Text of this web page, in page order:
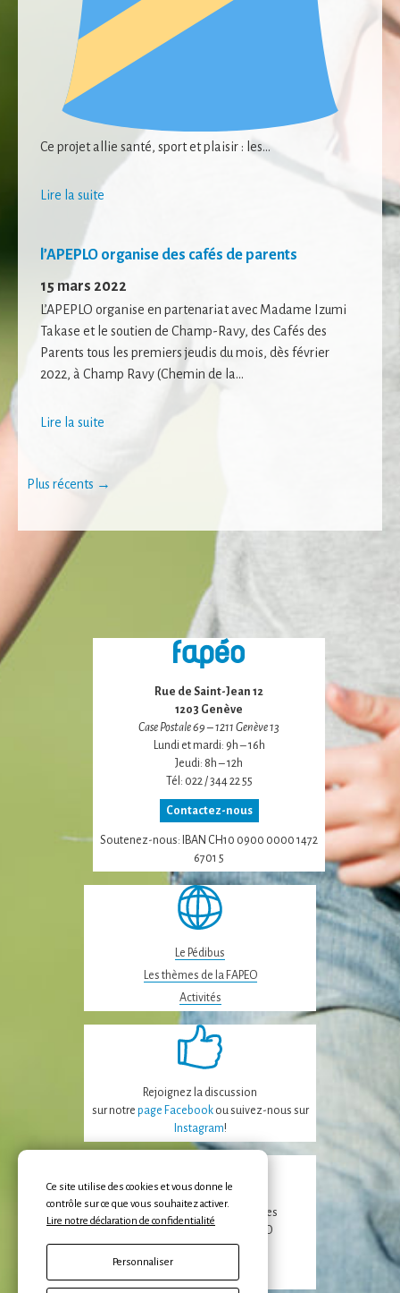
Ce projet allie santé, sport et plaisir : les...
Lire la suite
l’APEPLO organise des cafés de parents
15 mars 2022
L’APEPLO organise en partenariat avec Madame Izumi
Takase et le soutien de Champ-Ravy, des Cafés des
Parents tous les premiers jeudis du mois, dès février
2022, à Champ Ravy (Chemin de la...
Lire la suite
Posts
navigation
Plus récents →
Rue de Saint-Jean 12
1203 Genève
Case Postale 69 – 1211 Genève 13
Lundi et mardi: 9h – 16h
Jeudi: 8h – 12h
Tél: 022 / 344 22 55
Contactez-nous
Soutenez-nous: IBAN CH10 0900 0000 1472
6701 5
Le Pédibus
Les thèmes de la FAPEO
Activités
Rejoignez la discussion
sur notre page Facebookou suivez-nous sur
Instagram!
Recevez les dernières nouvelles
de la FAPEO et des APE/APECO
Inscription
Ce site utilise des cookies et vous donne le
contrôle sur ce que vous souhaitez activer.
Lire notre déclaration de confidentialité
Personnaliser
Afin que nous
puissions
améliorer la
dont le site
Experience
Afin que notre
du site Web.
Marketing
votre intérêt et
comportement
visitez notre
site, vous
augmentez les
chances de voir
du contenu et
personnalisés.